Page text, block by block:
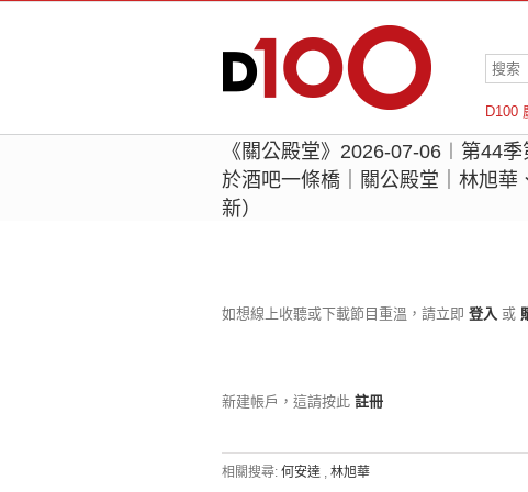
D100
羅倫斯
《關公殿堂》2026-07-06︱第44
於酒吧一條橋｜關公殿堂｜林旭華
新）
如想線上收聽或下載節目重溫，請立即 登入 或
新建帳戶，這請按此 註冊
相關搜尋: 何安達 , 林旭華